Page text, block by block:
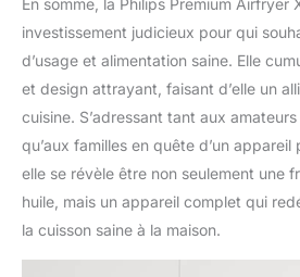
En somme, la Philips Premium Airfryer
investissement judicieux pour qui
d’usage et alimentation saine. Elle
et design attrayant, faisant d’elle un
cuisine. S’adressant tant aux
qu’aux familles en quête d’un
elle se révèle être non seulement une
huile, mais un appareil complet qui
la cuisson saine à la maison.